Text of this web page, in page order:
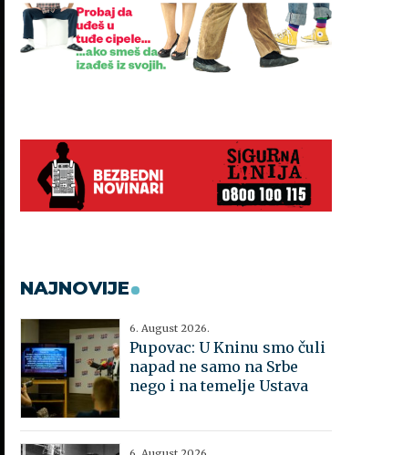
NAJNOVIJE
6. August 2026.
Pupovac: U Kninu smo čuli
napad ne samo na Srbe
nego i na temelje Ustava